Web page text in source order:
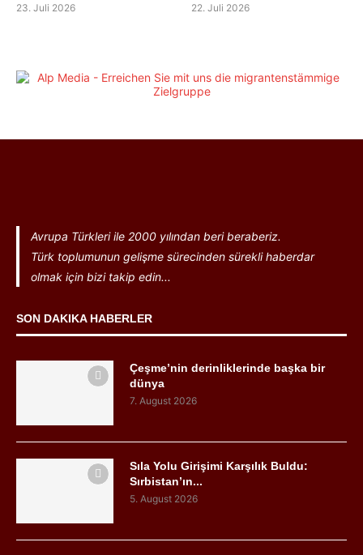
23. Juli 2026 22. Juli 2026
Avrupa Türkleri ile 2000 yılından beri beraberiz.
Türk toplumunun gelişme sürecinden sürekli haberdar
olmak için bizi takip edin...
SON DAKIKA HABERLER
Çeşme’nin derinliklerinde başka bir
dünya
7. August 2026
Sıla Yolu Girişimi Karşılık Buldu:
Sırbistan’ın...
5. August 2026